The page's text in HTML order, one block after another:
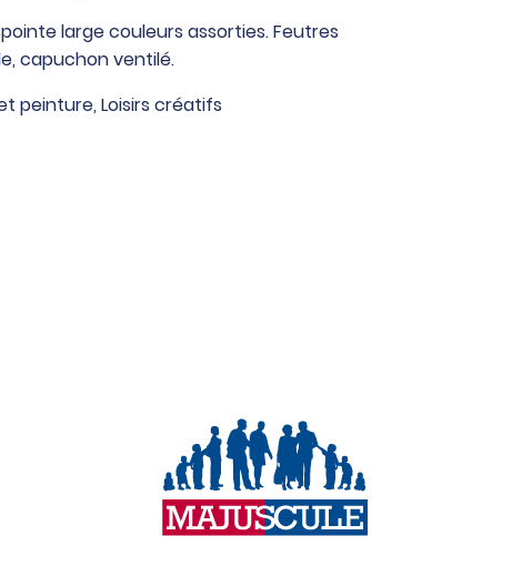
large couleurs assorties. Feutres
capuchon ventilé.
peinture, Loisirs créatifs